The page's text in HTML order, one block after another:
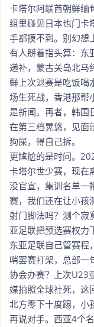
卡塔尔阿联酋朝鲜缅
组里碰见日本也门卡
手都摸不到。别幻想
有人掰着指头算：东
递补，蒙古关岛北马
鲜上次退赛是吃饭喝
场生死战，香港那帮
是新闻。再者，韩国
在第三档晃悠，见面
狗屎，得自己拆。
更尴尬的是时间。
卡塔尔世少赛，现在
没官宣，集训名单一
赛，我们还在让小孩
射门脚法吗？测个寂
亚足联把预选赛权力
东亚足联自己管赛程
哨罢赛打架，总部一
协会办赛？上次U23
媒拍照全球社死，这
北方零下十度踢，小
再说对手。西亚4个